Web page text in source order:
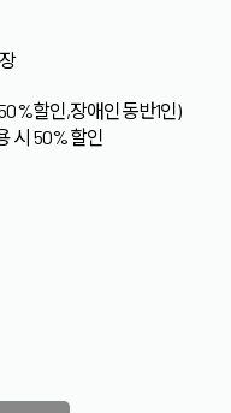
할인,장애인동반1인)
시 50% 할인